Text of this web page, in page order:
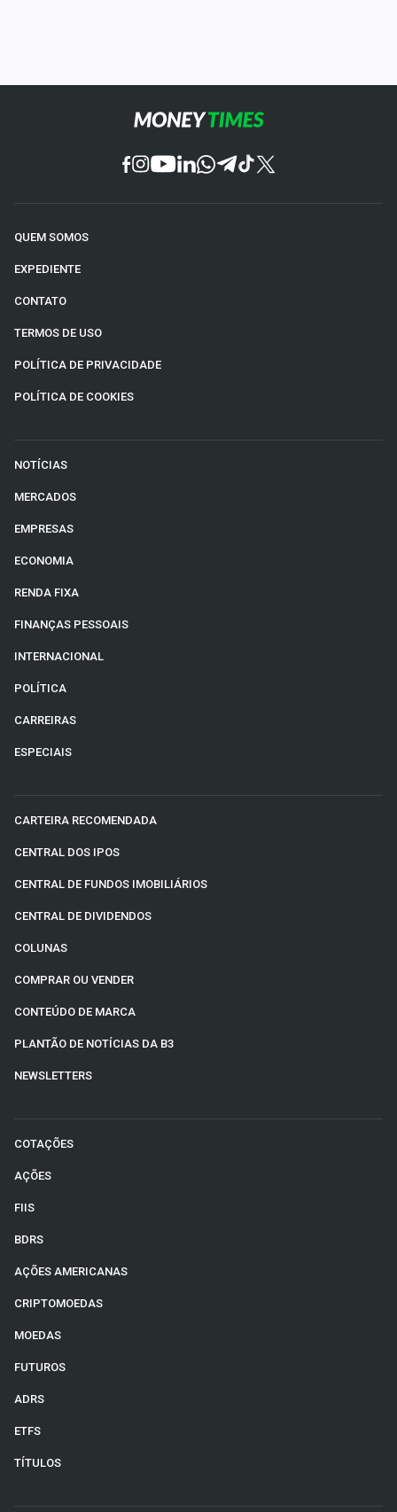
QUEM SOMOS
EXPEDIENTE
CONTATO
TERMOS DE USO
POLÍTICA DE PRIVACIDADE
POLÍTICA DE COOKIES
NOTÍCIAS
MERCADOS
EMPRESAS
ECONOMIA
RENDA FIXA
FINANÇAS PESSOAIS
INTERNACIONAL
POLÍTICA
CARREIRAS
ESPECIAIS
CARTEIRA RECOMENDADA
CENTRAL DOS IPOS
CENTRAL DE FUNDOS IMOBILIÁRIOS
CENTRAL DE DIVIDENDOS
COLUNAS
COMPRAR OU VENDER
CONTEÚDO DE MARCA
PLANTÃO DE NOTÍCIAS DA B3
NEWSLETTERS
COTAÇÕES
AÇÕES
FIIS
BDRS
AÇÕES AMERICANAS
CRIPTOMOEDAS
MOEDAS
FUTUROS
ADRS
ETFS
TÍTULOS